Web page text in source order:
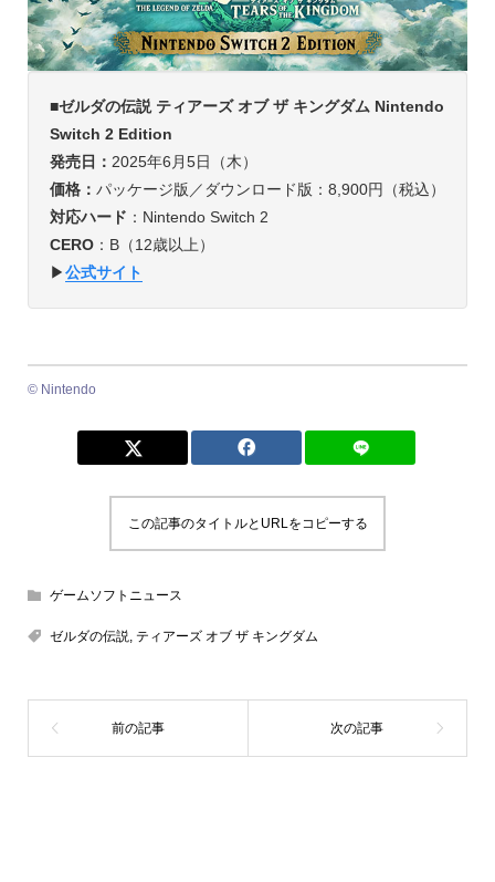
■ゼルダの伝説 ティアーズ オブ ザ キングダム Nintendo
Switch 2 Edition
発売日： 2025年6月5日（木）
価格： パッケージ版／ダウンロード版：8,900円（税込）
対応ハード ：Nintendo Switch 2
CERO：B（12歳以上）
▶︎公式サイト
© Nintendo
この記事のタイトルとURLをコピーする
ゲームソフトニュース
ゼルダの伝説, ティアーズ オブ ザ キングダム